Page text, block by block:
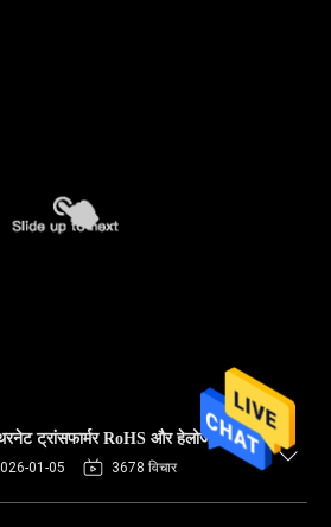
ट्रांसफार्मर RoHS और हेलोजन मुक्त
01-05 3678 विचार